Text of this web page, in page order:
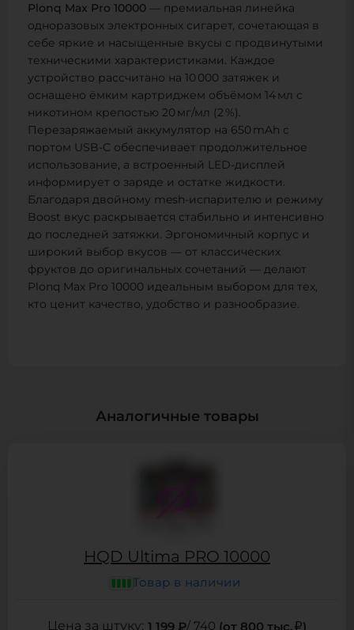
Plonq Max Pro 10000 — премиальная линейка
одноразовых электронных сигарет, сочетающая в
себе яркие и насыщенные вкусы с продвинутыми
техническими характеристиками. Каждое
устройство рассчитано на 10 000 затяжек и
оснащено ёмким картриджем объёмом 14 мл с
никотином крепостью 20 мг/мл (2 %).
Перезаряжаемый аккумулятор на 650 mAh с
портом USB-C обеспечивает продолжительное
использование, а встроенный LED-дисплей
информирует о заряде и остатке жидкости.
Благодаря двойному mesh-испарителю и режиму
Boost вкус раскрывается стабильно и интенсивно
до последней затяжки. Эргономичный корпус и
широкий выбор вкусов — от классических
фруктов до оригинальных сочетаний — делают
Plonq Max Pro 10000 идеальным выбором для тех,
кто ценит качество, удобство и разнообразие.
Аналогичные товары
HQD Ultima PRO 10000
Товар в наличии